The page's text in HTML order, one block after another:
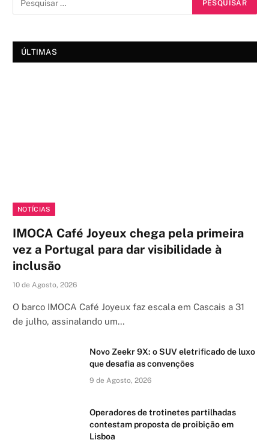
ÚLTIMAS
NOTÍCIAS
IMOCA Café Joyeux chega pela primeira
vez a Portugal para dar visibilidade à
inclusão
10 de Agosto, 2026
O barco IMOCA Café Joyeux faz escala em Cascais a 31
de julho, assinalando um…
Novo Zeekr 9X: o SUV eletrificado de luxo
que desafia as convenções
9 de Agosto, 2026
Operadores de trotinetes partilhadas
contestam proposta de proibição em
Lisboa